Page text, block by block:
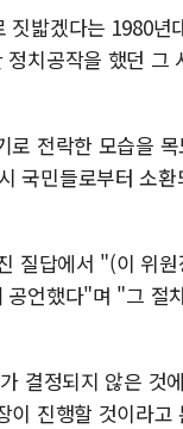
짓밟겠다는 1980
치공작을 했던
로 전락한 모습을
국민들로부터 소
질답에서 "(이 위
공언했다"며 "그 절
결정되지 않은 것
이 진행할 것이라고